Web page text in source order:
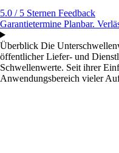
5.0 / 5 Sternen Feedback
Garantietermine Planbar.
Überblick Die
öffentlicher Liefer- und
Schwellenwerte. Seit ihrer
Anwendungsbereich vieler